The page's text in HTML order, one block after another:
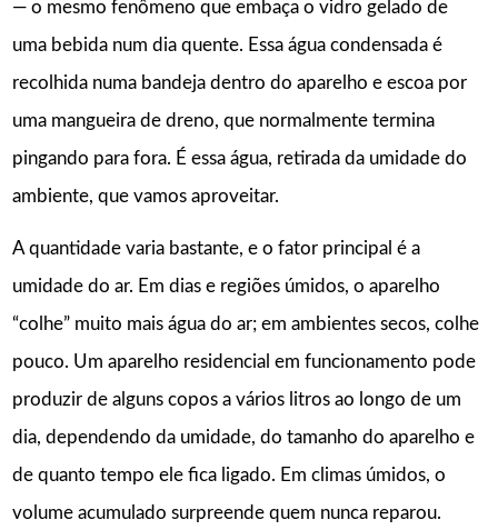
— o mesmo fenômeno que embaça o vidro gelado de
uma bebida num dia quente. Essa água condensada é
recolhida numa bandeja dentro do aparelho e escoa por
uma mangueira de dreno, que normalmente termina
pingando para fora. É essa água, retirada da umidade do
ambiente, que vamos aproveitar.
A quantidade varia bastante, e o fator principal é a
umidade do ar. Em dias e regiões úmidos, o aparelho
“colhe” muito mais água do ar; em ambientes secos, colhe
pouco. Um aparelho residencial em funcionamento pode
produzir de alguns copos a vários litros ao longo de um
dia, dependendo da umidade, do tamanho do aparelho e
de quanto tempo ele fica ligado. Em climas úmidos, o
volume acumulado surpreende quem nunca reparou.